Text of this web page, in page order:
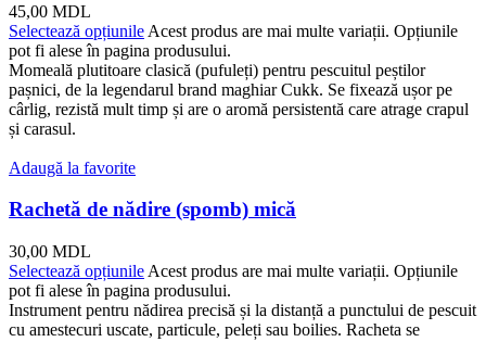
45,00 MDL
Selectează opțiunile Acest produs are mai multe variații. Opțiunile
pot fi alese în pagina produsului.
Momeală plutitoare clasică (pufuleți) pentru pescuitul peștilor
pașnici, de la legendarul brand maghiar Cukk. Se fixează ușor pe
cârlig, rezistă mult timp și are o aromă persistentă care atrage crapul
și carasul.
Adaugă la favorite
Rachetă de nădire (spomb) mică
30,00 MDL
Selectează opțiunile Acest produs are mai multe variații. Opțiunile
pot fi alese în pagina produsului.
Instrument pentru nădirea precisă și la distanță a punctului de pescuit
cu amestecuri uscate, particule, peleți sau boilies. Racheta se